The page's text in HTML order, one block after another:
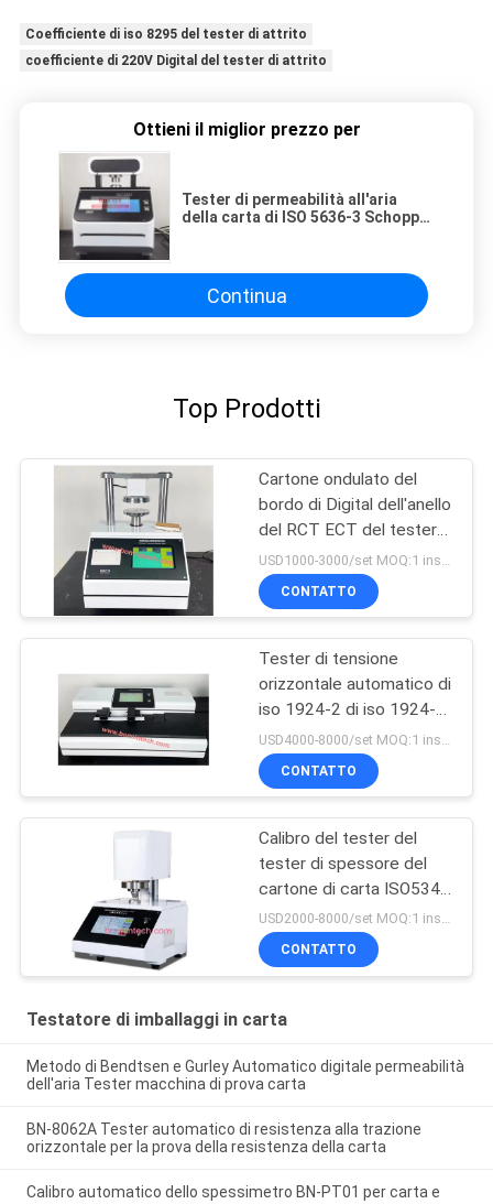
Coefficiente di iso 8295 del tester di attrito
coefficiente di 220V Digital del tester di attrito
Ottieni il miglior prezzo per
Tester di permeabilità all'aria
della carta di ISO 5636-3 Schopper
Continua
Top Prodotti
Cartone ondulato del
bordo di Digital dell'anello
del RCT ECT del tester
automatico di
schiacciamento
CONTATTO
Tester di tensione
orizzontale automatico di
iso 1924-2 di iso 1924-1
per la carta velina
CONTATTO
Calibro del tester del
tester di spessore del
cartone di carta ISO534
ISO3034
USD2000-8000/set MOQ:1 insieme
CONTATTO
Testatore di imballaggi in carta
Metodo di Bendtsen e Gurley Automatico digitale permeabilità
dell'aria Tester macchina di prova carta
BN-8062A Tester automatico di resistenza alla trazione
orizzontale per la prova della resistenza della carta
Calibro automatico dello spessimetro BN-PT01 per carta e